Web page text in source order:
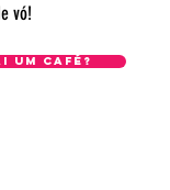
vó!
um café?